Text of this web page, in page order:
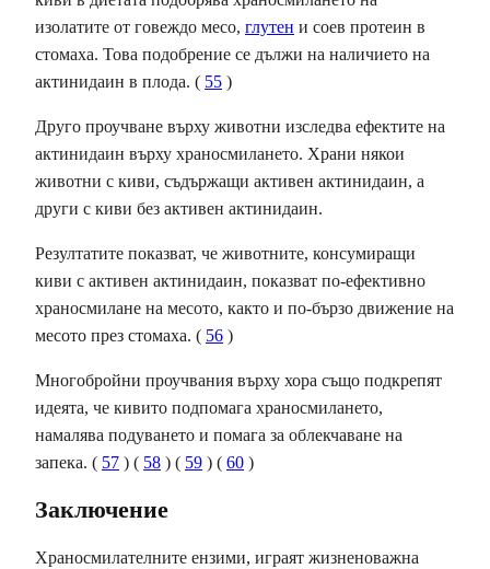
изолатите от говеждо месо, глутен и соев протеин в
стомаха. Това подобрение се дължи на наличието на
актинидаин в плода. ( 55 )
Друго проучване върху животни изследва ефектите на
актинидаин върху храносмилането. Храни някои
животни с киви, съдържащи активен актинидаин, а
други с киви без активен актинидаин.
Резултатите показват, че животните, консумиращи
киви с активен актинидаин, показват по-ефективно
храносмилане на месото, както и по-бързо движение на
месото през стомаха. ( 56 )
Многобройни проучвания върху хора също подкрепят
идеята, че кивито подпомага храносмилането,
намалява подуването и помага за облекчаване на
запека. ( 57 ) ( 58 ) ( 59 ) ( 60 )
Заключение
Храносмилателните ензими, играят жизненоважна